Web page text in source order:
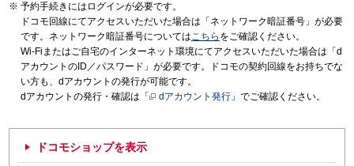
予約手続きにはログインが必要です。
ドコモ回線にてアクセスいただいた場合は「ネットワーク暗証番号」が必要
です。ネットワーク暗証番号についてはこちら をご確認ください。
Wi-Fiまたはご自宅のインターネット環境にてアクセスいただいた場合は「d
アカウントのID／パスワード」が必要です。ドコモの契約回線をお持ちでな
い方も、dアカウントの発行が可能です。
dアカウントの発行・確認は「
dアカウント発行 」でご確認ください。
ドコモショップを表示